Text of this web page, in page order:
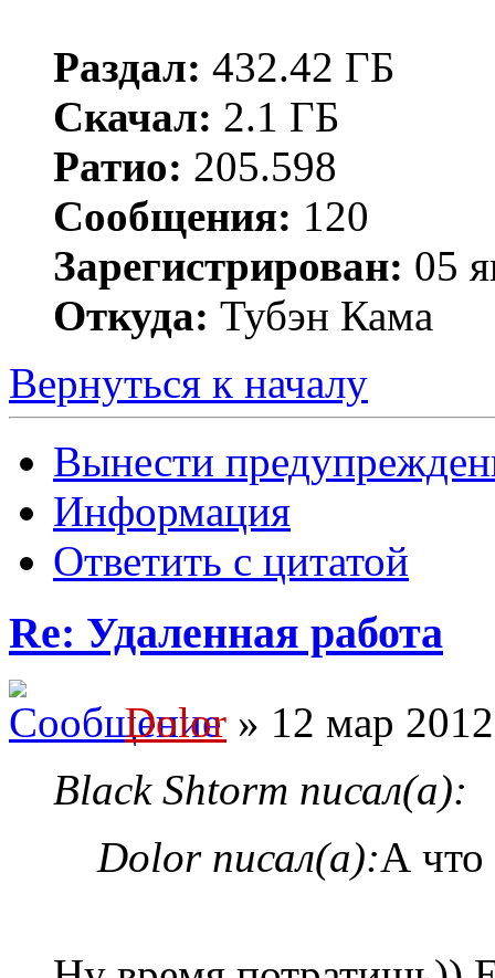
Раздал: 432.42 ГБ
Скачал: 2.1 ГБ
Ратио: 205.598
Сообщения: 120
Зарегистрирован: 05
Откуда: Тубэн Кама
Вернуться к началу
Вынести
Информация
Ответить с цитатой
Re: Удаленная работа
Dolor » 12 мар
Black Shtorm писал(а):
Dolor писал(а):А что